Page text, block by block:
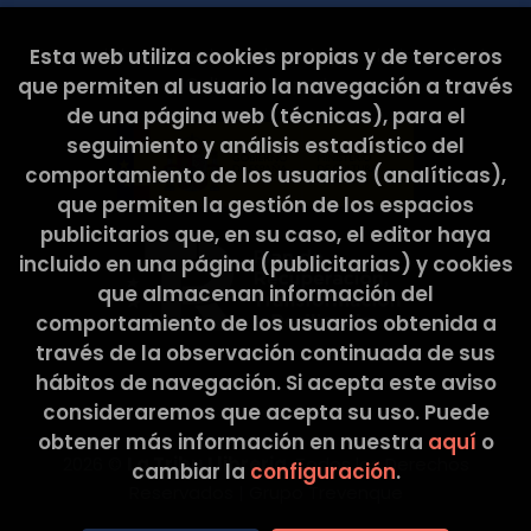
Esta web ha sido subvencionada por el Ministerio de
Cultura y Deporte.
La Tribu Llibreria. Todos los Derechos
Grupo Trevenque
Esta web utiliza cookies propias y de terceros
que permiten al usuario la navegación a través
de una página web (técnicas), para el
seguimiento y análisis estadístico del
comportamiento de los usuarios (analíticas),
que permiten la gestión de los espacios
publicitarios que, en su caso, el editor haya
incluido en una página (publicitarias) y cookies
que almacenan información del
comportamiento de los usuarios obtenida a
través de la observación continuada de sus
hábitos de navegación. Si acepta este aviso
consideraremos que acepta su uso. Puede
obtener más información en nuestra aquí o
cambiar la configuración.